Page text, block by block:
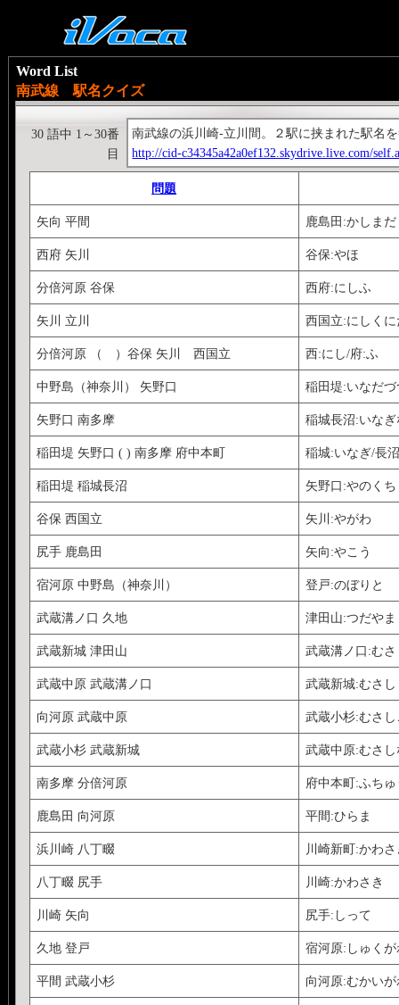
Word List
南武線 駅名クイズ
南武線の浜川崎-立川間。２駅に挟まれた駅名
http://cid-c34345a42a0ef132.skydrive.live.com/
30 語中 1～30番
目
問題
矢向 平間 鹿島田:かしまだ
西府 矢川 谷保:やほ
分倍河原 谷保 西府:にしふ
矢川 立川 西国立:にしくに
分倍河原 （ ）谷保 矢川 西国立 西:にし/府:ふ
中野島（神奈川） 矢野口 稲田堤:いなだづ
矢野口 南多摩 稲城長沼:いな
稲田堤 矢野口 ( ) 南多摩 府中本町 稲城:いなぎ/長
稲田堤 稲城長沼 矢野口:やのくち
谷保 西国立 矢川:やがわ
尻手 鹿島田 矢向:やこう
宿河原 中野島（神奈川） 登戸:のぼりと
武蔵溝ノ口 久地 津田山:つだやま
武蔵新城 津田山 武蔵溝ノ口:む
武蔵中原 武蔵溝ノ口 武蔵新城:むさ
向河原 武蔵中原 武蔵小杉:むさ
武蔵小杉 武蔵新城 武蔵中原:むさ
南多摩 分倍河原 府中本町:ふち
鹿島田 向河原 平間:ひらま
浜川崎 八丁畷 川崎新町:かわ
八丁畷 尻手 川崎:かわさき
川崎 矢向 尻手:しって
久地 登戸 宿河原:しゅくが
平間 武蔵小杉 向河原:むかいが